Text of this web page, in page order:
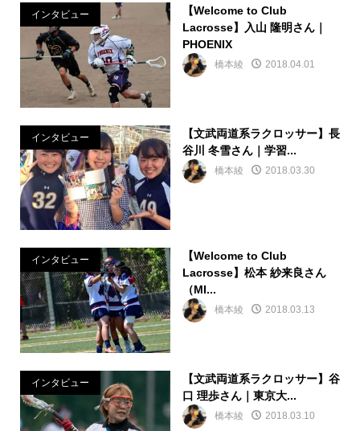
インタビュー
【Welcome to Club
Lacrosse】入山 隆明さん｜
PHOENIX
橋本綾 2018.04.01
インタビュー
【文武両道系ラクロッサー】長
谷川 冬雪さん｜学習...
橋本綾 2018.03.30
インタビュー
【Welcome to Club
Lacrosse】松本 紗来良さん
（MI...
橋本綾 2018.03.13
インタビュー
【文武両道系ラクロッサー】谷
口 理歩さん｜東京大...
橋本綾 2018.03.10